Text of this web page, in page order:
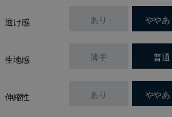
透け感 あり ややあ
生地感 薄手 普通
伸縮性 あり ややあ